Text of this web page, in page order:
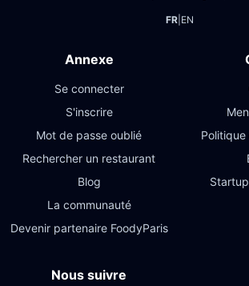
FR| EN
Annexe
Se connecter
S'inscrire
Mot de passe oublié
Rechercher un restaurant
Blog
La communauté
Devenir partenaire FoodyParis
Nous suivre